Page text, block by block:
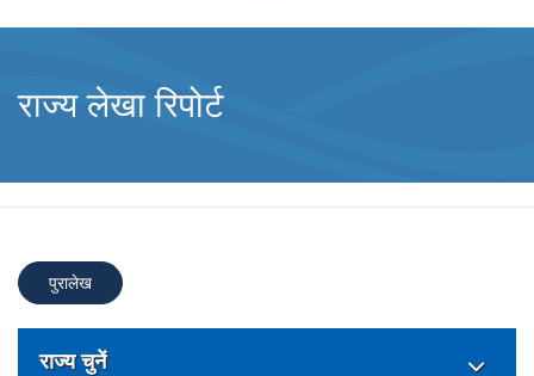
राज्य लेखा रिपोर्ट
पुरालेख
राज्य चुनें